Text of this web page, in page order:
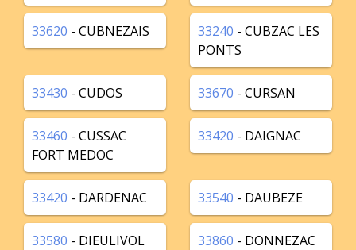
33620 - CUBNEZAIS 33240 - CUBZAC LES
PONTS
33430 - CUDOS 33670 - CURSAN
33460 - CUSSAC
FORT MEDOC
33420 - DAIGNAC
33420 - DARDENAC 33540 - DAUBEZE
33580 - DIEULIVOL 33860 - DONNEZAC